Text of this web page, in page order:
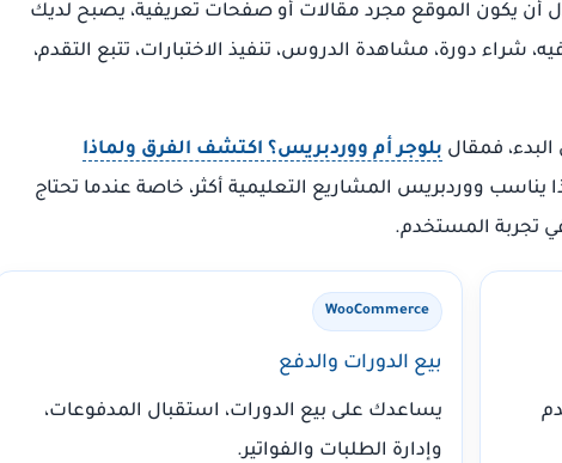
أن يكون الموقع مجرد مقالات أو صفحات تعريفية، يصبح لديك
دورة، مشاهدة الدروس، تنفيذ الاختبارات، تتبع التقدم،
فمقال بلوجر أم ووردبريس؟ اكتشف الفرق ولماذا
ووردبريس المشاريع التعليمية أكثر، خاصة عندما تحتاج
تجربة المستخدم.
WooCommerce
بيع الدورات والدفع
يساعدك على بيع الدورات، استقبال المدفوعات،
وإدارة الطلبات والفواتير.